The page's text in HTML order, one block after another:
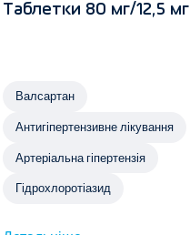
Таблетки 80 мг/12,5 мг
Валсартан
Антигіпертензивне лікування
Артеріальна гіпертензія
Гідрохлоротіазид